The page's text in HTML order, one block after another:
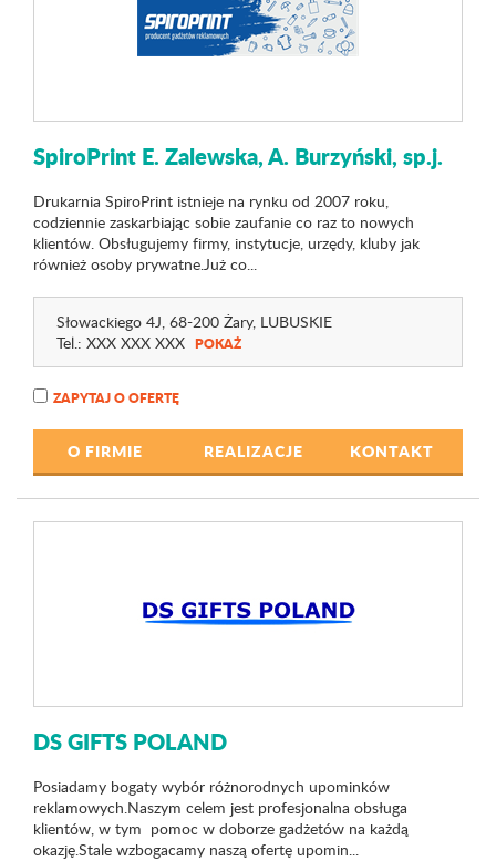
SpiroPrint E. Zalewska, A. Burzyński, sp.j.
Drukarnia SpiroPrint istnieje na rynku od 2007 roku,
codziennie zaskarbiając sobie zaufanie co raz to nowych
klientów. Obsługujemy firmy, instytucje, urzędy, kluby jak
również osoby prywatne.Już co...
Słowackiego 4J, 68-200 Żary, LUBUSKIE
Tel.: XXX XXX XXX POKAŻ
ZAPYTAJ O OFERTĘ
O FIRMIE REALIZACJE KONTAKT
DS GIFTS POLAND
Posiadamy bogaty wybór różnorodnych upominków
reklamowych.Naszym celem jest profesjonalna obsługa
klientów, w tym pomoc w doborze gadżetów na każdą
okazję.Stale wzbogacamy naszą ofertę upomin...